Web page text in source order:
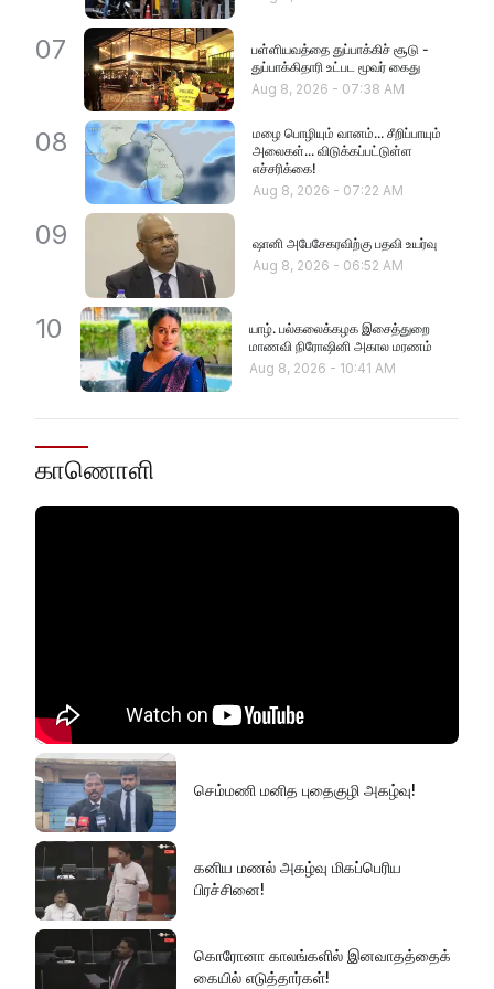
07
பள்ளியவத்தை துப்பாக்கிச் சூடு -
துப்பாக்கிதாரி உட்பட மூவர் கைது
Aug 8, 2026 - 07:38 AM
08
மழை பொழியும் வானம்... சீறிப்பாயும்
அலைகள்... விடுக்கப்பட்டுள்ள
எச்சரிக்கை!
Aug 8, 2026 - 07:22 AM
09
ஷானி அபேசேகரவிற்கு பதவி உயர்வு
Aug 8, 2026 - 06:52 AM
10
யாழ். பல்கலைக்கழக இசைத்துறை
மாணவி நிரோஷினி அகால மரணம்
Aug 8, 2026 - 10:41 AM
காணொளி
செம்மணி மனித புதைகுழி அகழ்வு!
கனிய மணல் அகழ்வு மிகப்பெரிய
பிரச்சினை!
கொரோனா காலங்களில் இனவாதத்தைக்
கையில் எடுத்தார்கள்!